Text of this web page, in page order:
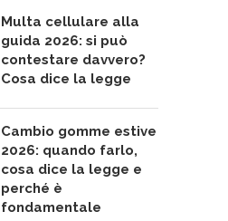
Multa cellulare alla
guida 2026: si può
contestare davvero?
Cosa dice la legge
Cambio gomme estive
2026: quando farlo,
cosa dice la legge e
perché è
fondamentale